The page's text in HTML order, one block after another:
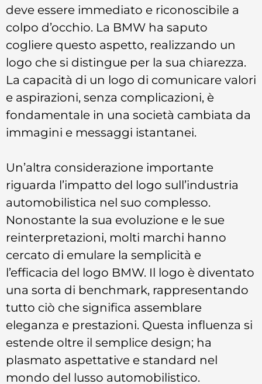
deve essere immediato e riconoscibile a
colpo d’occhio. La BMW ha saputo
cogliere questo aspetto, realizzando un
logo che si distingue per la sua chiarezza.
La capacità di un logo di comunicare valori
e aspirazioni, senza complicazioni, è
fondamentale in una società cambiata da
immagini e messaggi istantanei.
Un’altra considerazione importante
riguarda l’impatto del logo sull’industria
automobilistica nel suo complesso.
Nonostante la sua evoluzione e le sue
reinterpretazioni, molti marchi hanno
cercato di emulare la semplicità e
l’efficacia del logo BMW. Il logo è diventato
una sorta di benchmark, rappresentando
tutto ciò che significa assemblare
eleganza e prestazioni. Questa influenza si
estende oltre il semplice design; ha
plasmato aspettative e standard nel
mondo del lusso automobilistico.